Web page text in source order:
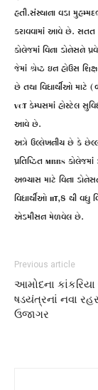
હતી.સંસ્થાના વડા
કરાવવામાં આવે છે. સતત 3
કોલેજમાં વિના ડોનેસને
જેમાં શ્રેષ્ઠ ઇન હોઉસ
છે તથા વિધાર્થીઓ માટે
VCT કેમ્પસમાં હોસ્ટેલ
આવે છે.
અત્રે ઉલ્લેખનીય છે કે
પ્રતિષ્ઠિત MBBS
અભ્યાસ માટે વિના
વિધાર્થીઓ IIT,8 થી વધુ
એડમીસન મેળવેલ છે.
Previous article
આમોદના કાંકરિયા
ષડયંત્રનાં નવા
ઉજાગર